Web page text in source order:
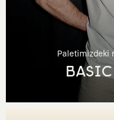
Paletimizdeki